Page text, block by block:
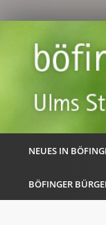
NEUES IN
BÖFINGER